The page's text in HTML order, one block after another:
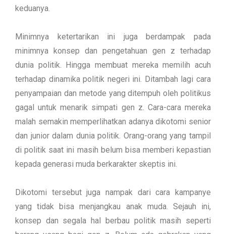
keduanya.
Minimnya ketertarikan ini juga berdampak pada
minimnya konsep dan pengetahuan gen z terhadap
dunia politik. Hingga membuat mereka memilih acuh
terhadap dinamika politik negeri ini. Ditambah lagi cara
penyampaian dan metode yang ditempuh oleh politikus
gagal untuk menarik simpati gen z. Cara-cara mereka
malah semakin memperlihatkan adanya dikotomi senior
dan junior dalam dunia politik. Orang-orang yang tampil
di politik saat ini masih belum bisa memberi kepastian
kepada generasi muda berkarakter skeptis ini.
Dikotomi tersebut juga nampak dari cara kampanye
yang tidak bisa menjangkau anak muda. Sejauh ini,
konsep dan segala hal berbau politik masih seperti